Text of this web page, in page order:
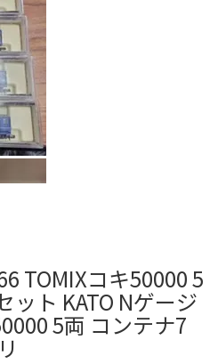
TOMIXコキ50000 5
ト KATO Nゲージ
5両 コンテナ7